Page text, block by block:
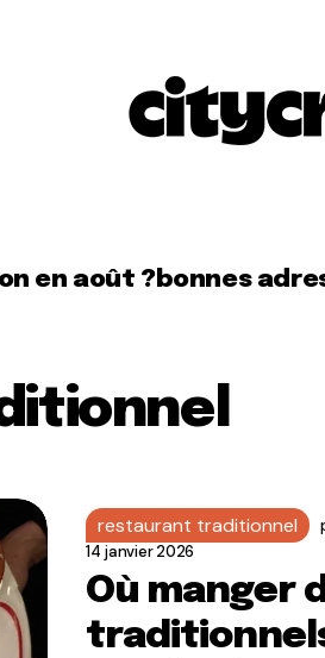
en août ?bonnes
restaurant traditionnel
14 janvier 2026
Où manger